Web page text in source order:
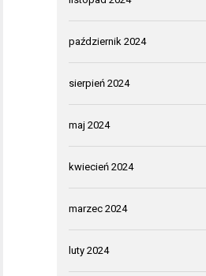
październik 2024
sierpień 2024
maj 2024
kwiecień 2024
marzec 2024
luty 2024